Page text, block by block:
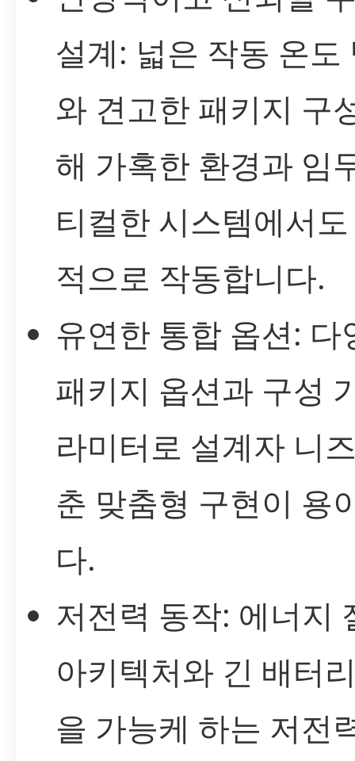
설계: 넓은 작동 온도
와 견고한 패키지 구
해 가혹한 환경과 임
티컬한 시스템에서
적으로 작동합니다.
유연한 통합 옵션: 다
패키지 옵션과 구성
라미터로 설계자 니
춘 맞춤형 구현이 용
다.
저전력 동작: 에너지
아키텍처와 긴 배터
을 가능케 하는 저전